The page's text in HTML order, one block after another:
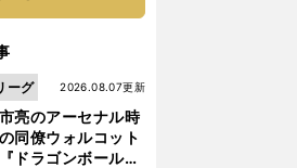
亮のアーセナル時
同僚ウォルコット
ドラゴンボール』
2026.08.07更新
ーグ